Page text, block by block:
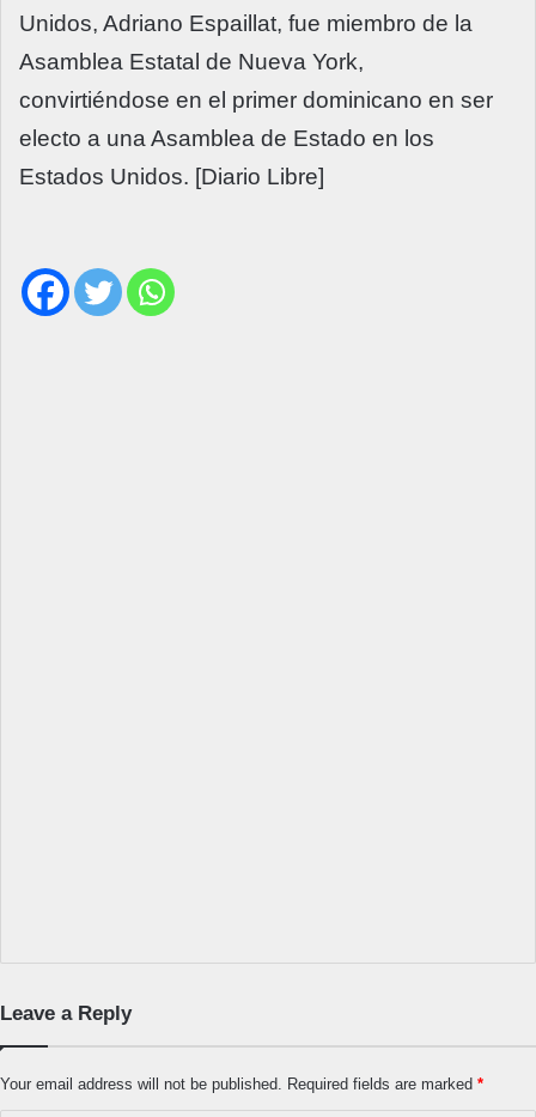
Unidos, Adriano Espaillat, fue miembro de la
Asamblea Estatal de Nueva York,
convirtiéndose en el primer dominicano en ser
electo a una Asamblea de Estado en los
Estados Unidos. [Diario Libre]
Leave a Reply
Your email address will not be published. Required fields are marked *